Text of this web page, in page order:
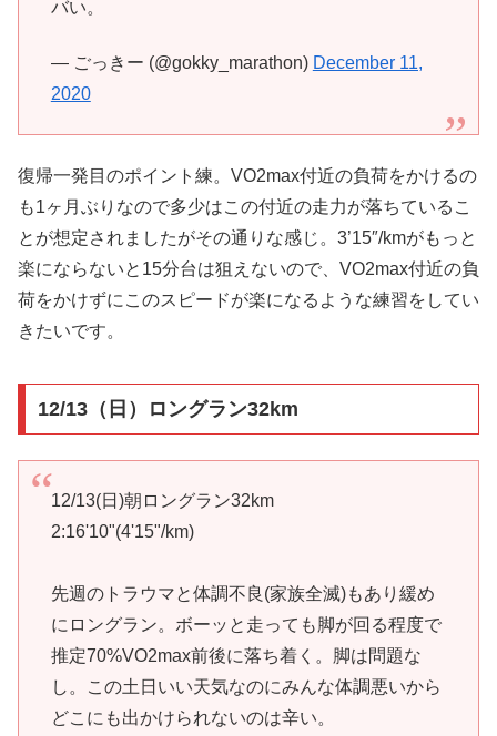
バい。
— ごっきー (@gokky_marathon) December 11,
2020
復帰一発目のポイント練。VO2max付近の負荷をかけるの
も1ヶ月ぶりなので多少はこの付近の走力が落ちているこ
とが想定されましたがその通りな感じ。3’15″/kmがもっと
楽にならないと15分台は狙えないので、VO2max付近の負
荷をかけずにこのスピードが楽になるような練習をしてい
きたいです。
12/13（日）ロングラン32km
12/13(日)朝ロングラン32km
2:16'10"(4'15"/km)
先週のトラウマと体調不良(家族全滅)もあり緩め
にロングラン。ボーッと走っても脚が回る程度で
推定70%VO2max前後に落ち着く。脚は問題な
し。この土日いい天気なのにみんな体調悪いから
どこにも出かけられないのは辛い。